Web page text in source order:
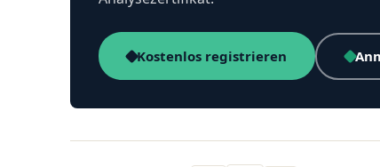
Kostenlos registrieren